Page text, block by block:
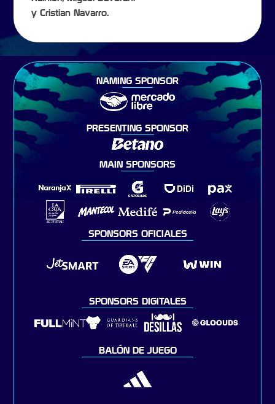
y Cristian Navarro.
NAMING SPONSOR
PRESENTING SPONSOR
MAIN SPONSORS
SPONSORS OFICIALES
SPONSORS DIGITALES
BALÓN DE JUEGO